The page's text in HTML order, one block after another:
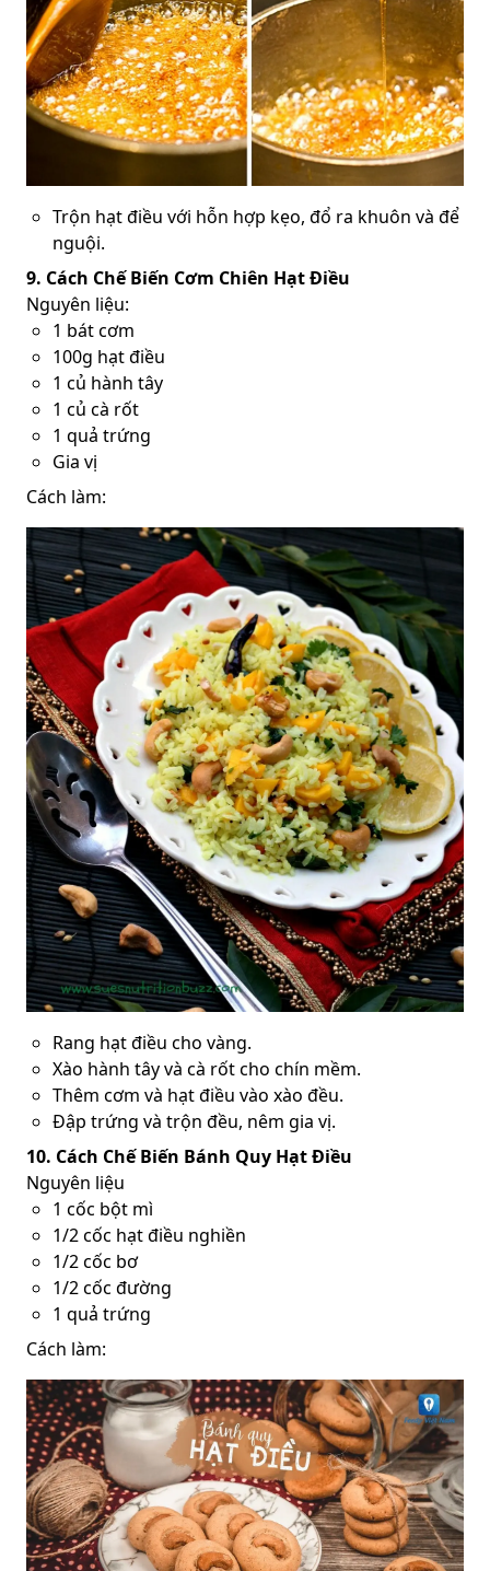
Trộn hạt điều với hỗn hợp kẹo, đổ ra khuôn và để
nguội.
9. Cách Chế Biến Cơm Chiên Hạt Điều
Nguyên liệu:
1 bát cơm
100g hạt điều
1 củ hành tây
1 củ cà rốt
1 quả trứng
Gia vị
Cách làm:
Rang hạt điều cho vàng.
Xào hành tây và cà rốt cho chín mềm.
Thêm cơm và hạt điều vào xào đều.
Đập trứng và trộn đều, nêm gia vị.
10. Cách Chế Biến Bánh Quy Hạt Điều
Nguyên liệu
1 cốc bột mì
1/2 cốc hạt điều nghiền
1/2 cốc bơ
1/2 cốc đường
1 quả trứng
Cách làm: